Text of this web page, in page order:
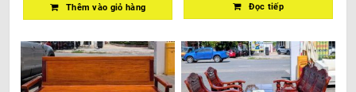
Thêm vào giỏ hàng Đọc tiếp